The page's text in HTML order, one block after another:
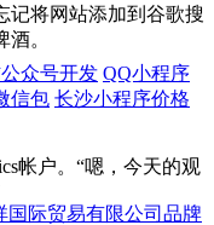
记将网站添加到谷歌搜
。
帐户。“嗯，今天的观
众号开发 QQ小程序
信包 长沙小程序价格
国际贸易有限公司品牌